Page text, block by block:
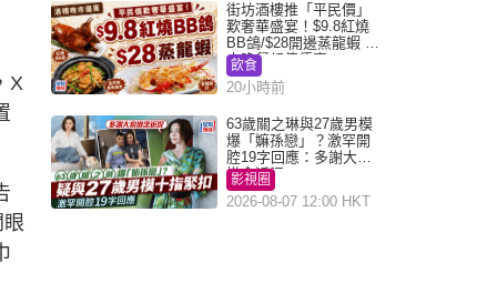
X
街坊酒樓推「平民價」
歎奢華盛宴！$9.8紅燒
BB鴿/$28開邊蒸龍蝦 3
大晚餐超值優惠
飲食
20小時前
63歲關之琳與27歲男模
爆「嫲孫戀」？激罕開
腔19字回應：多謝大家
掛念近況
影視圈
2026-08-07 12:00 HKT